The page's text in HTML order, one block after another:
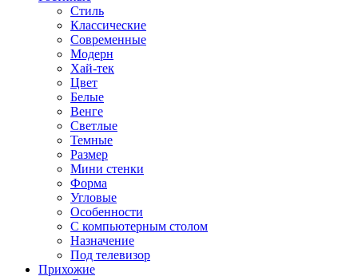
Стиль
Классические
Современные
Модерн
Хай-тек
Цвет
Белые
Венге
Светлые
Темные
Размер
Мини стенки
Форма
Угловые
Особенности
С компьютерным столом
Назначение
Под телевизор
Прихожие